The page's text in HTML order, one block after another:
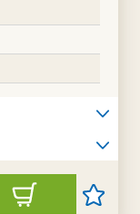
In
Artikel